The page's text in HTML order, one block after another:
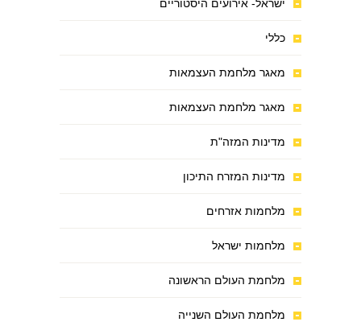
ישראל- אירועים היסטוריים
כללי
מאגר מלחמת העצמאות
מאגר מלחמת העצמאות
מדינות המזה"ת
מדינות המזרח התיכון
מלחמות אזרחים
מלחמות ישראל
מלחמת העולם הראשונה
מלחמת העולם השנייה